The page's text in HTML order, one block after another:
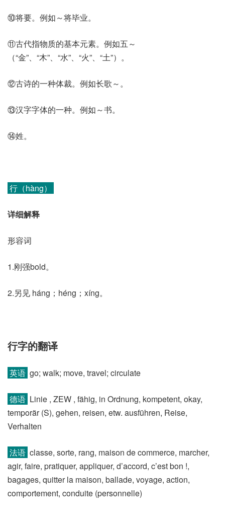
⑩将要。例如～将毕业。
⑪古代指物质的基本元素。例如五～
（“金”、“木”、“水”、“火”、“土”）。
⑫古诗的一种体裁。例如长歌～。
⑬汉字字体的一种。例如～书。
⑭姓。
行（hàng）
详细解释
形容词
1.刚强bold。
2.另见 háng；héng；xíng。
行字的翻译
英语 go; walk; move, travel; circulate
德语 Linie , ZEW , fähig, in Ordnung, kompetent, okay,
temporär (S)​, gehen, reisen, etw. ausführen, Reise,
Verhalten
法语 classe, sorte, rang, maison de commerce, marcher,
agir, faire, pratiquer, appliquer, d’accord, c’est bon !,
bagages, quitter la maison, ballade, voyage, action,
comportement, conduite (personnelle)​